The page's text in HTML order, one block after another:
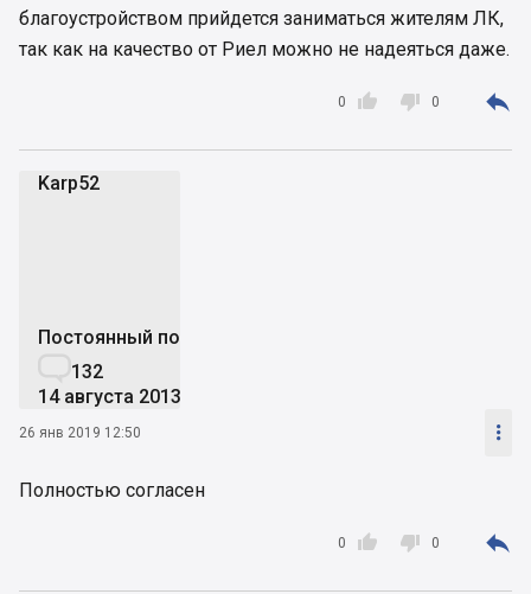
благоустройством прийдется заниматься жителям ЛК,
так как на качество от Риел можно не надеяться даже.

0  0 
Karp52
Постоянный пользователь
132
14 августа 2013
26 янв 2019 12:50 
Полностью согласен

0  0 